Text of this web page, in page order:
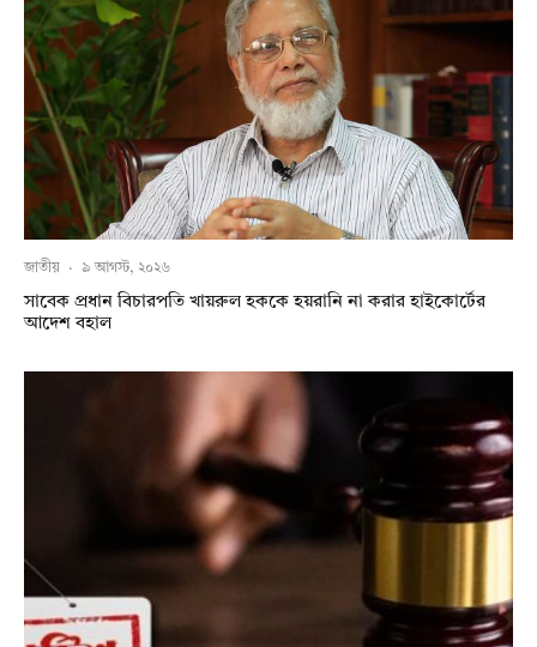
জাতীয় · ৯ আগস্ট, ২০২৬
সাবেক প্রধান বিচারপতি খায়রুল হককে হয়রানি না করার হাইকোর্টের
আদেশ বহাল